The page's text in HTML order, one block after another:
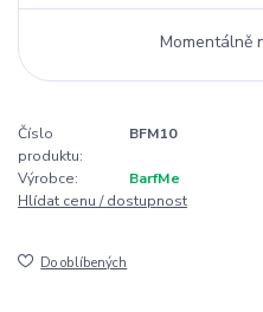
Momentálně
Číslo
produktu:
BFM10
Výrobce:
BarfMe
Hlídat cenu / dostupnost
Do oblíbených